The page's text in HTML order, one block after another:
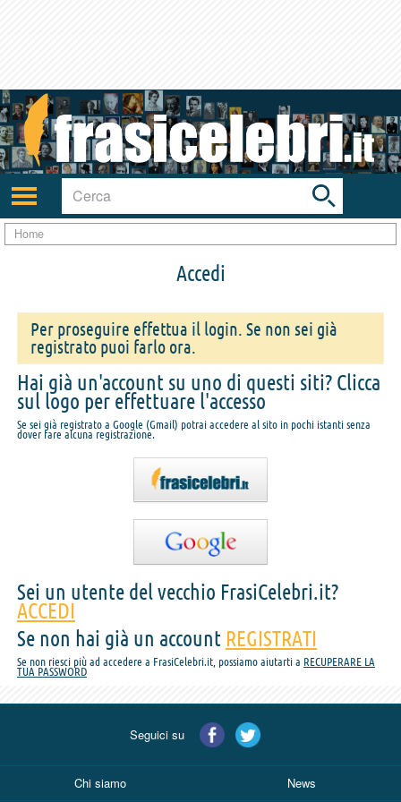
Attiva/disattiva
navigazione
Toggle
search
bar
Home
Accedi
Per proseguire effettua il login. Se non sei già
registrato puoi farlo ora.
Hai già un'account su uno di questi siti? Clicca
sul logo per effettuare l'accesso
Se sei già registrato a Google (Gmail) potrai accedere al sito in pochi istanti senza
dover fare alcuna registrazione.
Sei un utente del vecchio FrasiCelebri.it?
ACCEDI
Se non hai già un account REGISTRATI
Se non riesci più ad accedere a FrasiCelebri.it, possiamo aiutarti a RECUPERARE LA
TUA PASSWORD
Seguici su
Chi siamo News